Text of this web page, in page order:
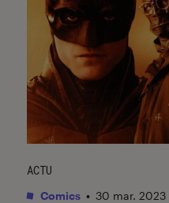
ACTU
Comics • 30 mar. 2023